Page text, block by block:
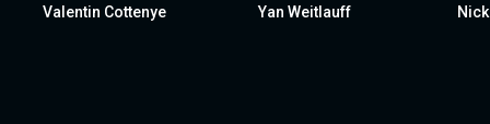
Valentin Cottenye Yan Weitlauff